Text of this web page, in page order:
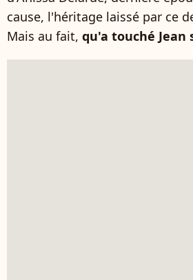
cause, l'héritage laissé par ce
Mais au fait, qu'a touché Jean